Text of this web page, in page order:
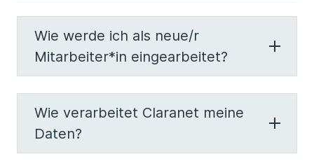
Wie werde ich als neue/r
Mitarbeiter*in eingearbeitet?
Wie verarbeitet Claranet meine
Daten?